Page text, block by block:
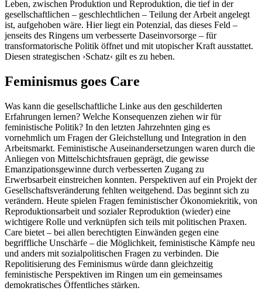
Leben, zwischen Produktion und Reproduktion, die tief in der
gesellschaftlichen – geschlechtlichen – Teilung der Arbeit angelegt
ist, aufgehoben wäre. Hier liegt ein Potenzial, das dieses Feld –
jenseits des Ringens um verbesserte Daseinvorsorge – für
transformatorische Politik öffnet und mit utopischer Kraft ausstattet.
Diesen strategischen ›Schatz‹ gilt es zu heben.
Feminismus goes Care
Was kann die gesellschaftliche Linke aus den geschilderten
Erfahrungen lernen? Welche Konsequenzen ziehen wir für
feministische Politik? In den letzten Jahrzehnten ging es
vornehmlich um Fragen der Gleichstellung und Integration in den
Arbeitsmarkt. Feministische Auseinandersetzungen waren durch die
Anliegen von Mittelschichtsfrauen geprägt, die gewisse
Emanzipationsgewinne durch verbesserten Zugang zu
Erwerbsarbeit einstreichen konnten. Perspektiven auf ein Projekt der
Gesellschaftsveränderung fehlten weitgehend. Das beginnt sich zu
verändern. Heute spielen Fragen feministischer Ökonomiekritik, von
Reproduktionsarbeit und sozialer Reproduktion (wieder) eine
wichtigere Rolle und verknüpfen sich teils mit politischen Praxen.
Care bietet – bei allen berechtigten Einwänden gegen eine
begriffliche Unschärfe – die Möglichkeit, feministische Kämpfe neu
und anders mit sozialpolitischen Fragen zu verbinden. Die
Repolitisierung des Feminismus würde dann gleichzeitig
feministische Perspektiven im Ringen um ein gemeinsames
demokratisches Öffentliches stärken.